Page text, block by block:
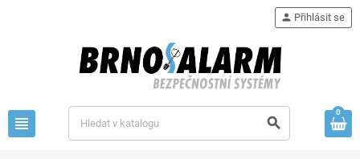
view_headline search
person Přihlásit se
0